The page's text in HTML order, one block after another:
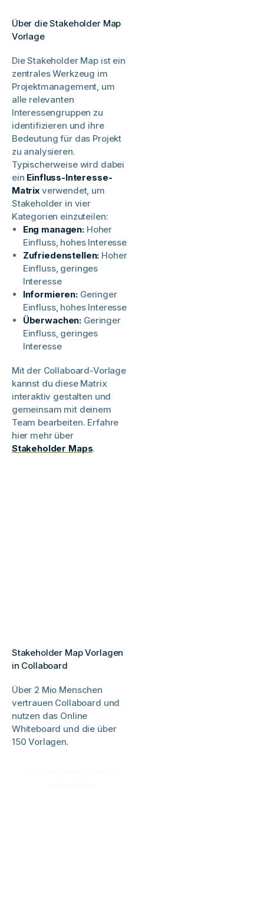
Über die Stakeholder Map
Vorlage
Die Stakeholder Map ist ein
zentrales Werkzeug im
Projektmanagement, um
alle relevanten
Interessengruppen zu
identifizieren und ihre
Bedeutung für das Projekt
zu analysieren.
Typischerweise wird dabei
ein Einfluss-Interesse-
Matrixverwendet, um
Stakeholder in vier
Kategorien einzuteilen:​
Eng managen: Hoher
Einfluss, hohes Interesse​
Zufriedenstellen: Hoher
Einfluss, geringes
Interesse​
Informieren: Geringer
Einfluss, hohes Interesse​
Überwachen: Geringer
Einfluss, geringes
Interesse
Mit der Collaboard-Vorlage
kannst du diese Matrix
interaktiv gestalten und
gemeinsam mit deinem
Team bearbeiten. Erfahre
hier mehr über
Stakeholder Maps.
Stakeholder Map Vorlagen
in Collaboard
Über 2 Mio Menschen
vertrauen Collaboard und
nutzen das Online
Whiteboard und die über
150 Vorlagen.